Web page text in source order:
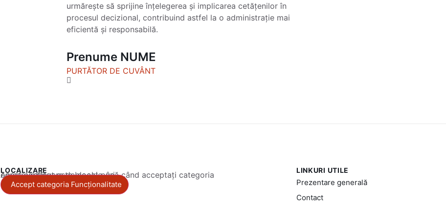
urmărește să sprijine înțelegerea și implicarea cetățenilor în
procesul decizional, contribuind astfel la o administrație mai
eficientă și responsabilă.
Prenume NUME
PURTĂTOR DE CUVÂNT
LOCALIZARE
Acest conținut este blocat până când acceptați categoria corespunzătoare de cookie-uri.
Accept categoria Funcționalitate
LINKURI UTILE
Prezentare generală
Contact